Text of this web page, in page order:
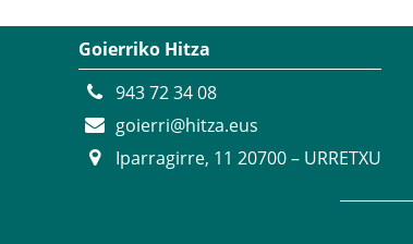
Goierriko Hitza
943 72 34 08
goierri@hitza.eus
Iparragirre, 11 20700 – URRETXU